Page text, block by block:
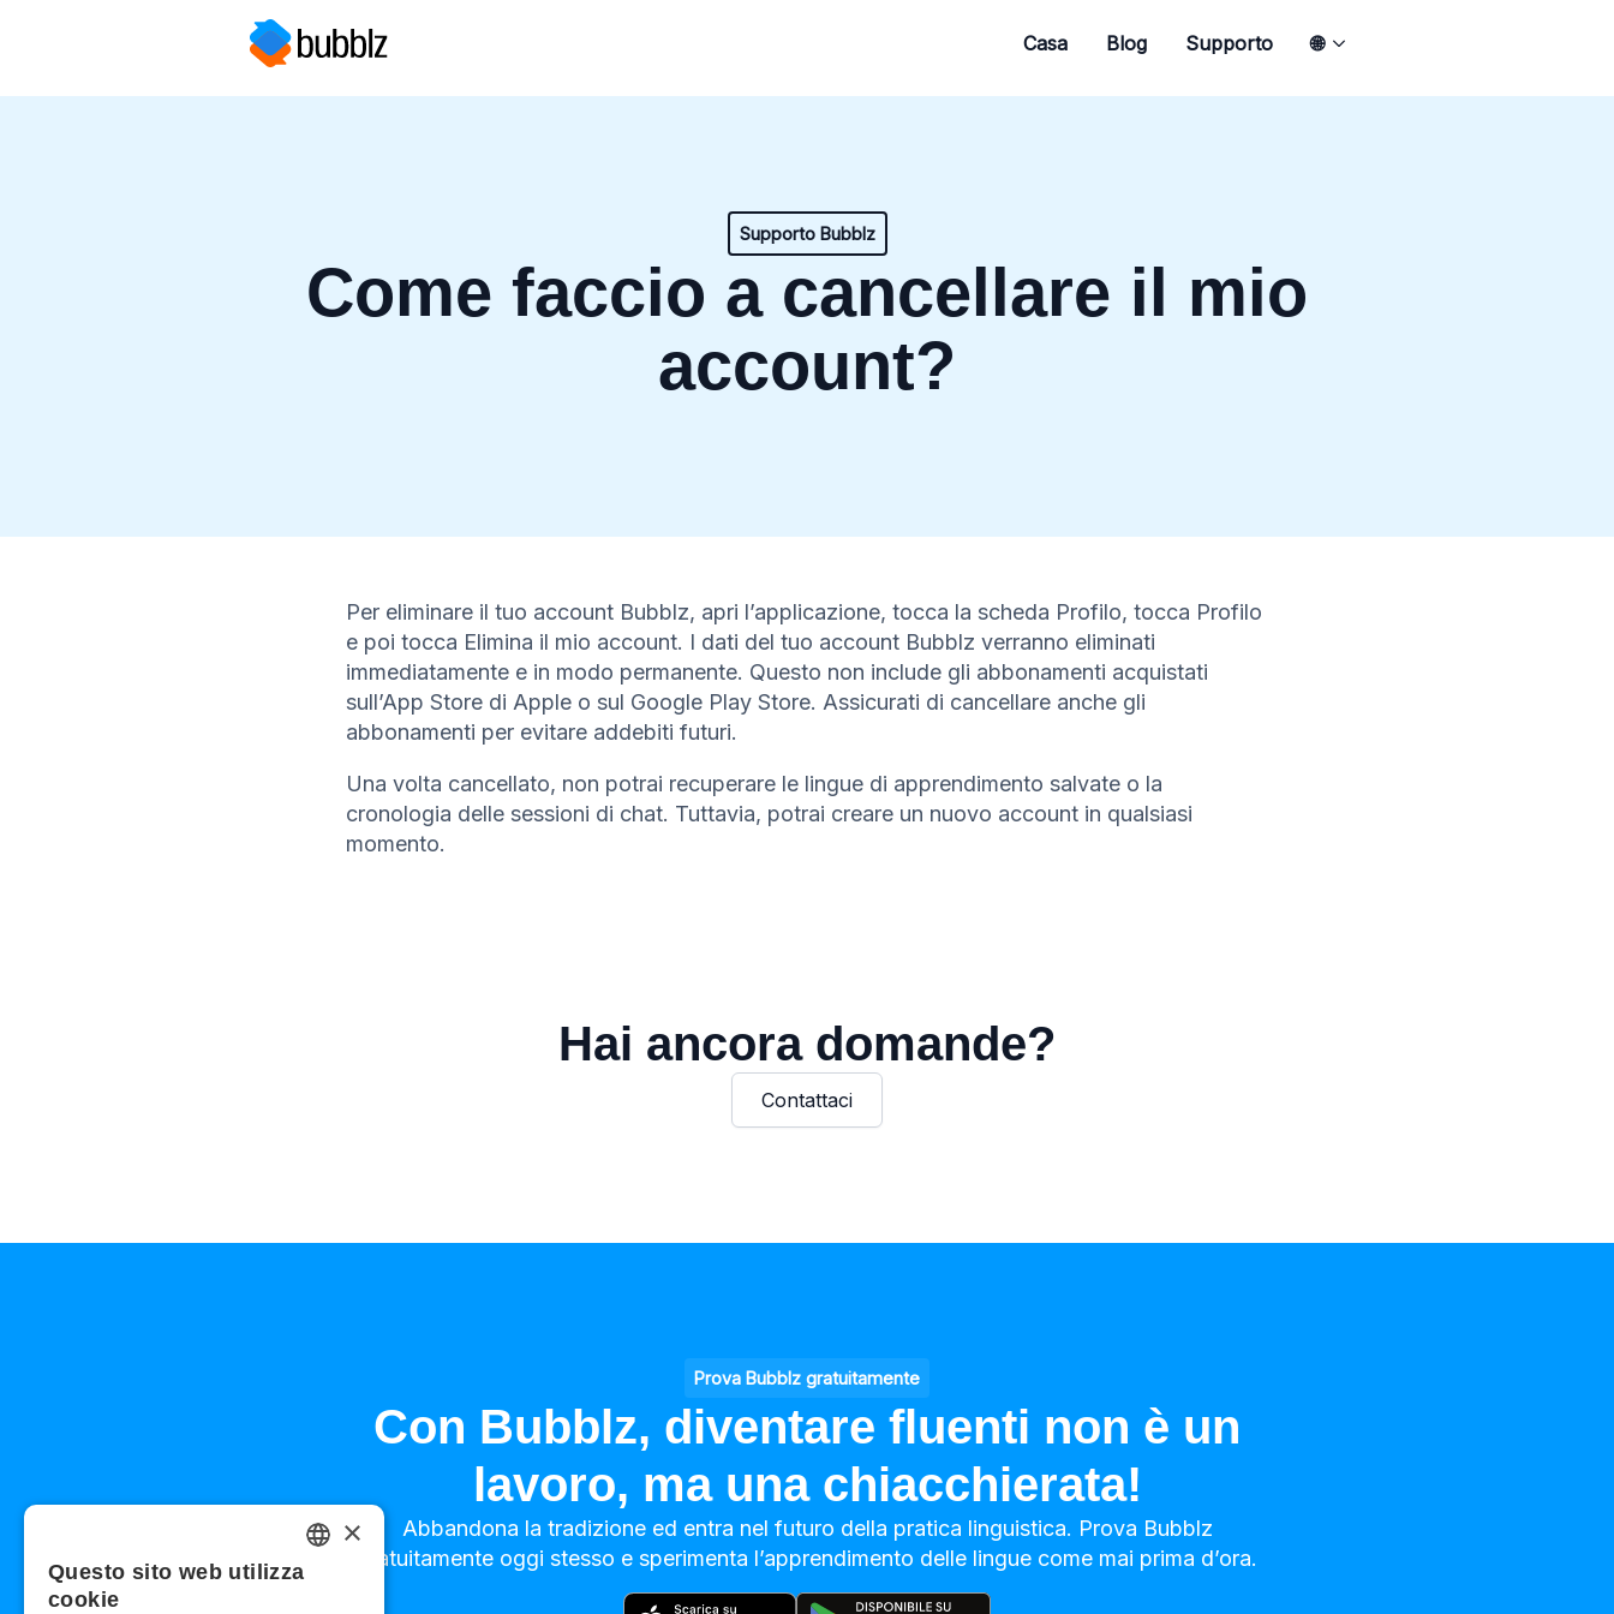
Casa Blog Supporto 🌐
Supporto Bubblz
Come faccio a cancellare il mio
account?
Per eliminare il tuo account Bubblz, apri l’applicazione, tocca la scheda Profilo, tocca Profilo
e poi tocca Elimina il mio account. I dati del tuo account Bubblz verranno eliminati
immediatamente e in modo permanente. Questo non include gli abbonamenti acquistati
sull’App Store di Apple o sul Google Play Store. Assicurati di cancellare anche gli
abbonamenti per evitare addebiti futuri.
Una volta cancellato, non potrai recuperare le lingue di apprendimento salvate o la
cronologia delle sessioni di chat. Tuttavia, potrai creare un nuovo account in qualsiasi
momento.
Hai ancora domande?
Contattaci
Prova Bubblz gratuitamente
Con Bubblz, diventare fluenti non è un
lavoro, ma una chiacchierata!
Abbandona la tradizione ed entra nel futuro della pratica linguistica. Prova Bubblz
gratuitamente oggi stesso e sperimenta l’apprendimento delle lingue come mai prima d’ora.
INGLESE
×
Questo sito web utilizza
cookie